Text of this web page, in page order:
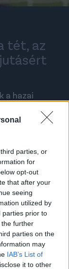
parties, or
for
opt-out
that after your
seeing
utilized by
parties prior to
further
parties on the
may
IAB’s List of
it to other
tét, az
a hazai
minket a
is!
partnere a
Töltsd le
ne maradj le